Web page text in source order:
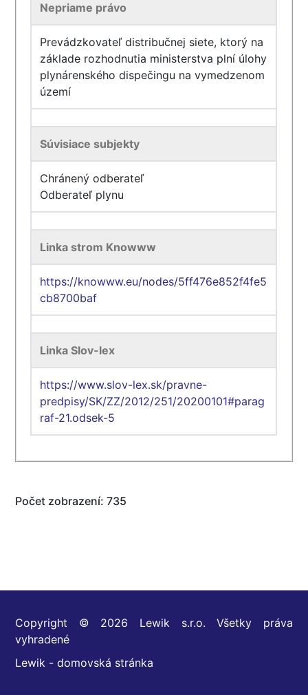
Nepriame právo
Prevádzkovateľ distribučnej siete, ktorý na
základe rozhodnutia ministerstva plní úlohy
plynárenského dispečingu na vymedzenom
území
Súvisiace subjekty
Chránený odberateľ
Odberateľ plynu
Linka strom Knowww
https://knowww.eu/nodes/5ff476e852f4fe5
cb8700baf
Linka Slov-lex
https://www.slov-lex.sk/pravne-
predpisy/SK/ZZ/2012/251/20200101#parag
raf-21.odsek-5
Počet zobrazení: 735
Copyright © 2026 Lewik s.r.o. Všetky práva
vyhradené
Lewik - domovská stránka